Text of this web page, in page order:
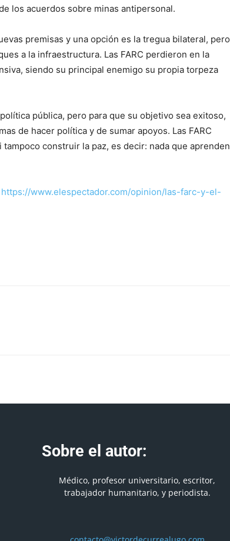
los acuerdos sobre minas antipersonal.
premisas y una opción es la tregua bilateral, pero
a la infraestructura. Las FARC perdieron en la
siendo su principal enemigo su propia torpeza
pública, pero para que su objetivo sea exitoso,
de hacer política y de sumar apoyos. Las FARC
construir la paz, es decir: nada que aprenden
https://www.elespectador.com/opinion/las-farc-y-el-
Sobre el autor:
Médico, profesor universitario, escritor,
trabajador humanitario, y periodista.